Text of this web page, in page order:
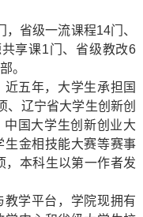
省级一流课程14门、
享课1门、省级教改6
。
五年，大学生承担国
、辽宁省大学生创新创
中国大学生创新创业大
生金相技能大赛等赛事
，本科生以第一作者发
学平台，学院现拥有